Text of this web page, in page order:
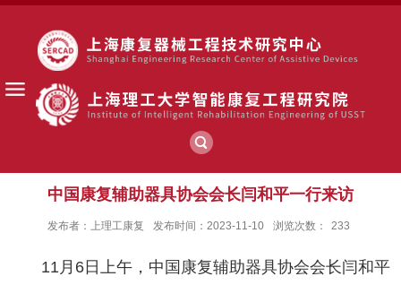
中国康复辅助器具协会会长闫和平一行来访
发布者：上理工康复 发布时间：2023-11-10 浏览次数： 233
11月6日上午，中国康复辅助器具协会会长闫和平